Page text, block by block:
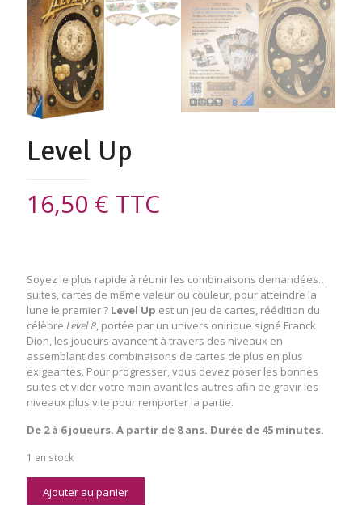
Level Up
16,50 € TTC
Soyez le plus rapide à réunir les combinaisons demandées…
suites, cartes de même valeur ou couleur, pour atteindre la
lune le premier ? Level Up est un jeu de cartes, réédition du
célèbre Level 8, portée par un univers onirique signé Franck
Dion, les joueurs avancent à travers des niveaux en
assemblant des combinaisons de cartes de plus en plus
exigeantes. Pour progresser, vous devez poser les bonnes
suites et vider votre main avant les autres afin de gravir les
niveaux plus vite pour remporter la partie.
De 2 à 6 joueurs. A partir de 8 ans. Durée de 45 minutes.
1 en stock
Ajouter au panier